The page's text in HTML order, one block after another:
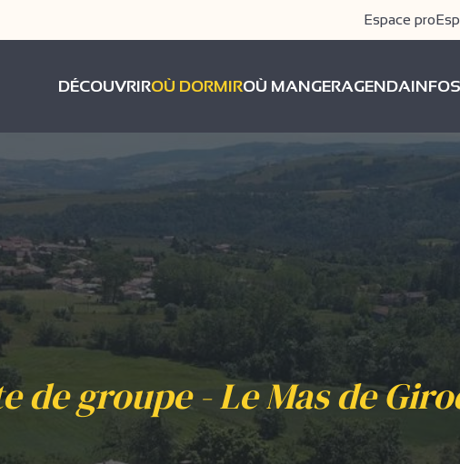
Espace pro
DÉCOUVRIROÙ DORMIROÙ MANGERAGENDA
de groupe - Le Mas de